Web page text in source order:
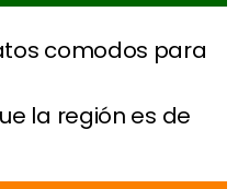
comodos para
la región es de